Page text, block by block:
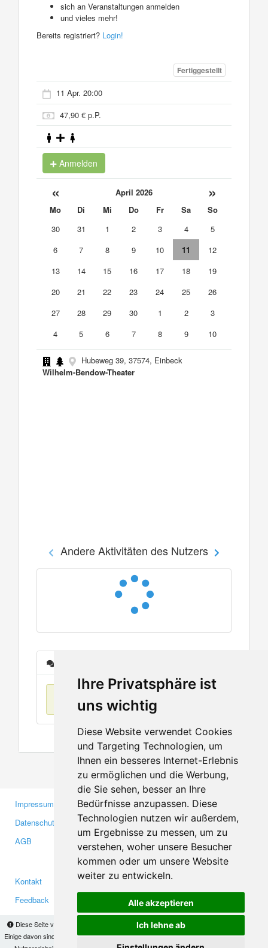
Ihre Privatsphäre ist
uns wichtig
Diese Website verwendet Cookies
und Targeting Technologien, um
Ihnen ein besseres Internet-Erlebnis
zu ermöglichen und die Werbung,
die Sie sehen, besser an Ihre
Bedürfnisse anzupassen. Diese
Technologien nutzen wir außerdem,
um Ergebnisse zu messen, um zu
verstehen, woher unsere Besucher
kommen oder um unsere Website
weiter zu entwickeln.
Alle akzeptieren
Ich lehne ab
Diese Seite verwendet Cookies, um Informationen auf Ihrem Computer zu speichern.
Einige davon sind notwendig, damit unsere Seite funktioniert, andere helfen uns dabei, das
sich an Veranstaltungen anmelden
und vieles mehr!
Bereits registriert? Login!
Fertiggestellt
11 Apr. 20:00
47,90 € p.P.
Anmelden
« April 2026 »
Mo Di Mi Do Fr Sa
So
30
31 1 2 3 4
5
6
7 8 9 10 11
12
13
14 15 16 17 18
19
20
21 22 23 24 25
26
27
28 29 30 1 2
3
4
5 6 7 8 9 10
Hubeweg 39, 37574, Einbeck
Wilhelm-Bendow-Theater
Andere Aktivitäten des Nutzers
Keine Einträge
Impressum
Datenschutzerklärung
AGB
Gewerbetreibende
Investoren
Medien
Kontakt
Feedback
Facebook
Twitter
YouTube
Google+